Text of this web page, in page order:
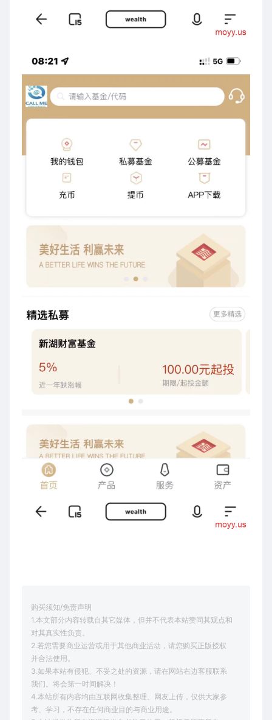
购买须知/免责声明
1.本文部分内容转载自其它媒体，但并不代表本站赞同其观点和
对其真实性负责。
2.若您需要商业运营或用于其他商业活动，请您购买正版授权
并合法使用。
3.如果本站有侵犯、不妥之处的资源，请在网站右边客服联系
我们。将会第一时间解决！
4.本站所有内容均由互联网收集整理、网友上传，仅供大家参
考、学习，不存在任何商业目的与商业用途。